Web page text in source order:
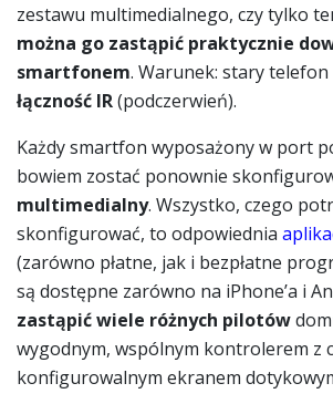
zestawu multimedialnego, czy tylko
można go zastąpić praktycznie
smartfonem. Warunek: stary telefon
łączność IR(podczerwień).
Każdy smartfon wyposażony w port
bowiem zostać ponownie
multimedialny. Wszystko, czego
skonfigurować, to odpowiednia
(zarówno płatne, jak i bezpłatne
są dostępne zarówno na iPhone’a i
zastąpić wiele różnych pilotów
wygodnym, wspólnym kontrolerem z
konfigurowalnym ekranem